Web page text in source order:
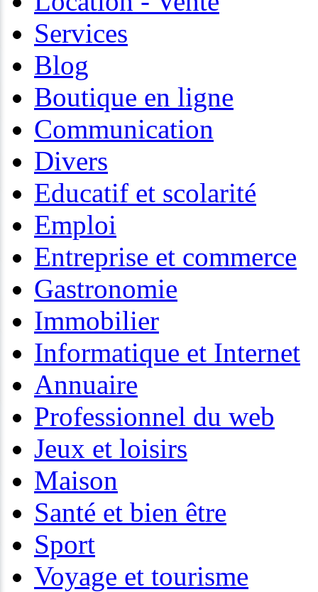
Services
Blog
Boutique en ligne
Communication
Divers
Educatif et scolarité
Emploi
Entreprise et commerce
Gastronomie
Immobilier
Informatique et Internet
Annuaire
Professionnel du web
Jeux et loisirs
Maison
Santé et bien être
Sport
Voyage et tourisme